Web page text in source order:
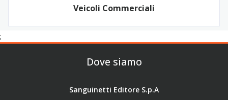
Veicoli Commerciali
;
Dove siamo
Sanguinetti Editore S.p.A